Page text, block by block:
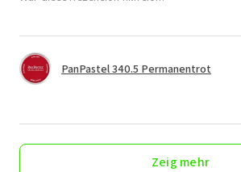
PanPastel 340.5 Permanentrot
Zeig mehr